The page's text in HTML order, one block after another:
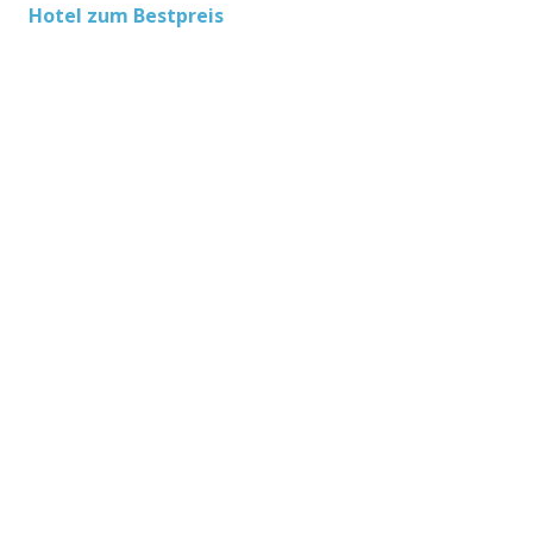
Hotel zum Bestpreis